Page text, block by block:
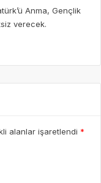
Anma, Gençlik
verecek.
alanlar işaretlendi *